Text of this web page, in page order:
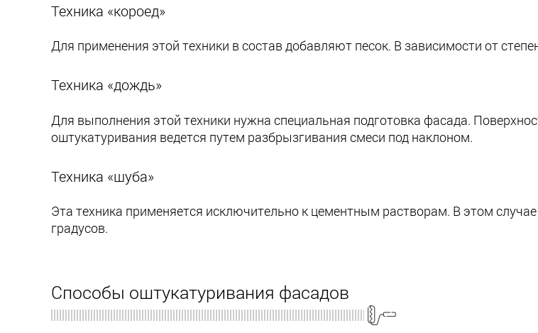
Техника «короед»
Для применения этой техники в состав добавляют песок. В зависимости от
Техника «дождь»
Для выполнения этой техники нужна специальная подготовка фасада.
оштукатуривания ведется путем разбрызгивания смеси под наклоном.
Техника «шуба»
Эта техника применяется исключительно к цементным растворам. В этом
градусов.
Способы оштукатуривания фасадов